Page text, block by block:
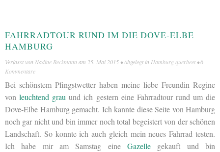
FAHRRADTOUR RUND IM DIE DOVE-ELBE
HAMBURG
Verfasst von Nadine Beckmann am 25. Mai 2015 • Abgelegt in Hamburg querbeet •6
Kommentare
Bei schönstem Pfingstwetter haben meine liebe Freundin Regine
vonleuchtend grau und ich gestern eine Fahrradtour rund um die
Dove-Elbe Hamburg gemacht. Ich kannte diese Seite von Hamburg
noch gar nicht und bin immer noch total begeistert von der schönen
Landschaft. So konnte ich auch gleich mein neues Fahrrad testen.
Ich habe mir am Samstag eine Gazelle gekauft und bin